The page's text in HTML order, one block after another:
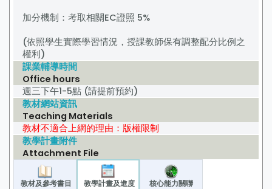
加分機制：考取相關EC證照 5%
(依照學生實際學習情況，授課教師保有調整配分比例之
權利)
課業輔導時間
Office hours
週三下午1-5點 (請提前預約)
教材網站資訊
Teaching Materials
教材不適合上網的理由：版權限制
教學計畫附件
Attachment File
教材及參考書目 教學計畫及進度 核心能力關聯